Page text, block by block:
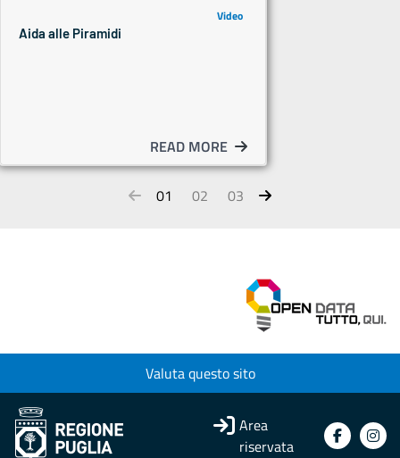
Video
Aida alle Piramidi
READ MORE
01 02 03
Valuta questo sito
Area
riservata